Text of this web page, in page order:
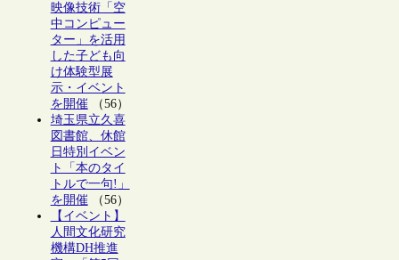
映像技術「空
中コンピュー
ター」を活用
した子ども向
け体験型展
示・イベント
を開催（56）
埼玉県立久喜
図書館、休館
日特別イベン
ト「本のタイ
トルで一句!」
を開催（56）
【イベント】
人間文化研究
機構DH推進